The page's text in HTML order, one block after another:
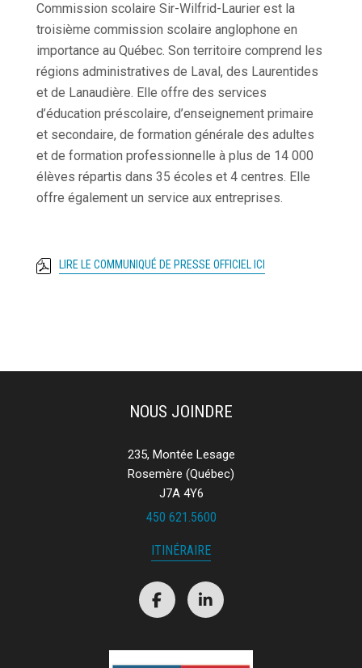
Commission scolaire Sir-Wilfrid-Laurier est la
troisième commission scolaire anglophone en
importance au Québec. Son territoire comprend les
régions administratives de Laval, des Laurentides
et de Lanaudière. Elle offre des services
d’éducation préscolaire, d’enseignement primaire
et secondaire, de formation générale des adultes
et de formation professionnelle à plus de 14 000
élèves répartis dans 35 écoles et 4 centres. Elle
offre également un service aux entreprises.
LIRE LE COMMUNIQUÉ DE PRESSE OFFICIEL ICI
NOUS JOINDRE
235, Montée Lesage
Rosemère (Québec)
J7A 4Y6
450 621.5600
ITINÉRAIRE